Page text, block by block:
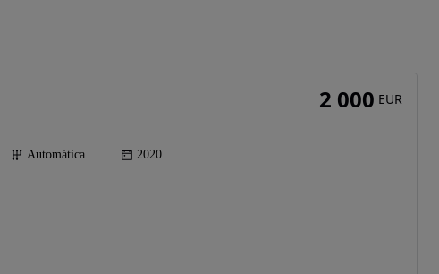
Automática 2020
2 000 EUR